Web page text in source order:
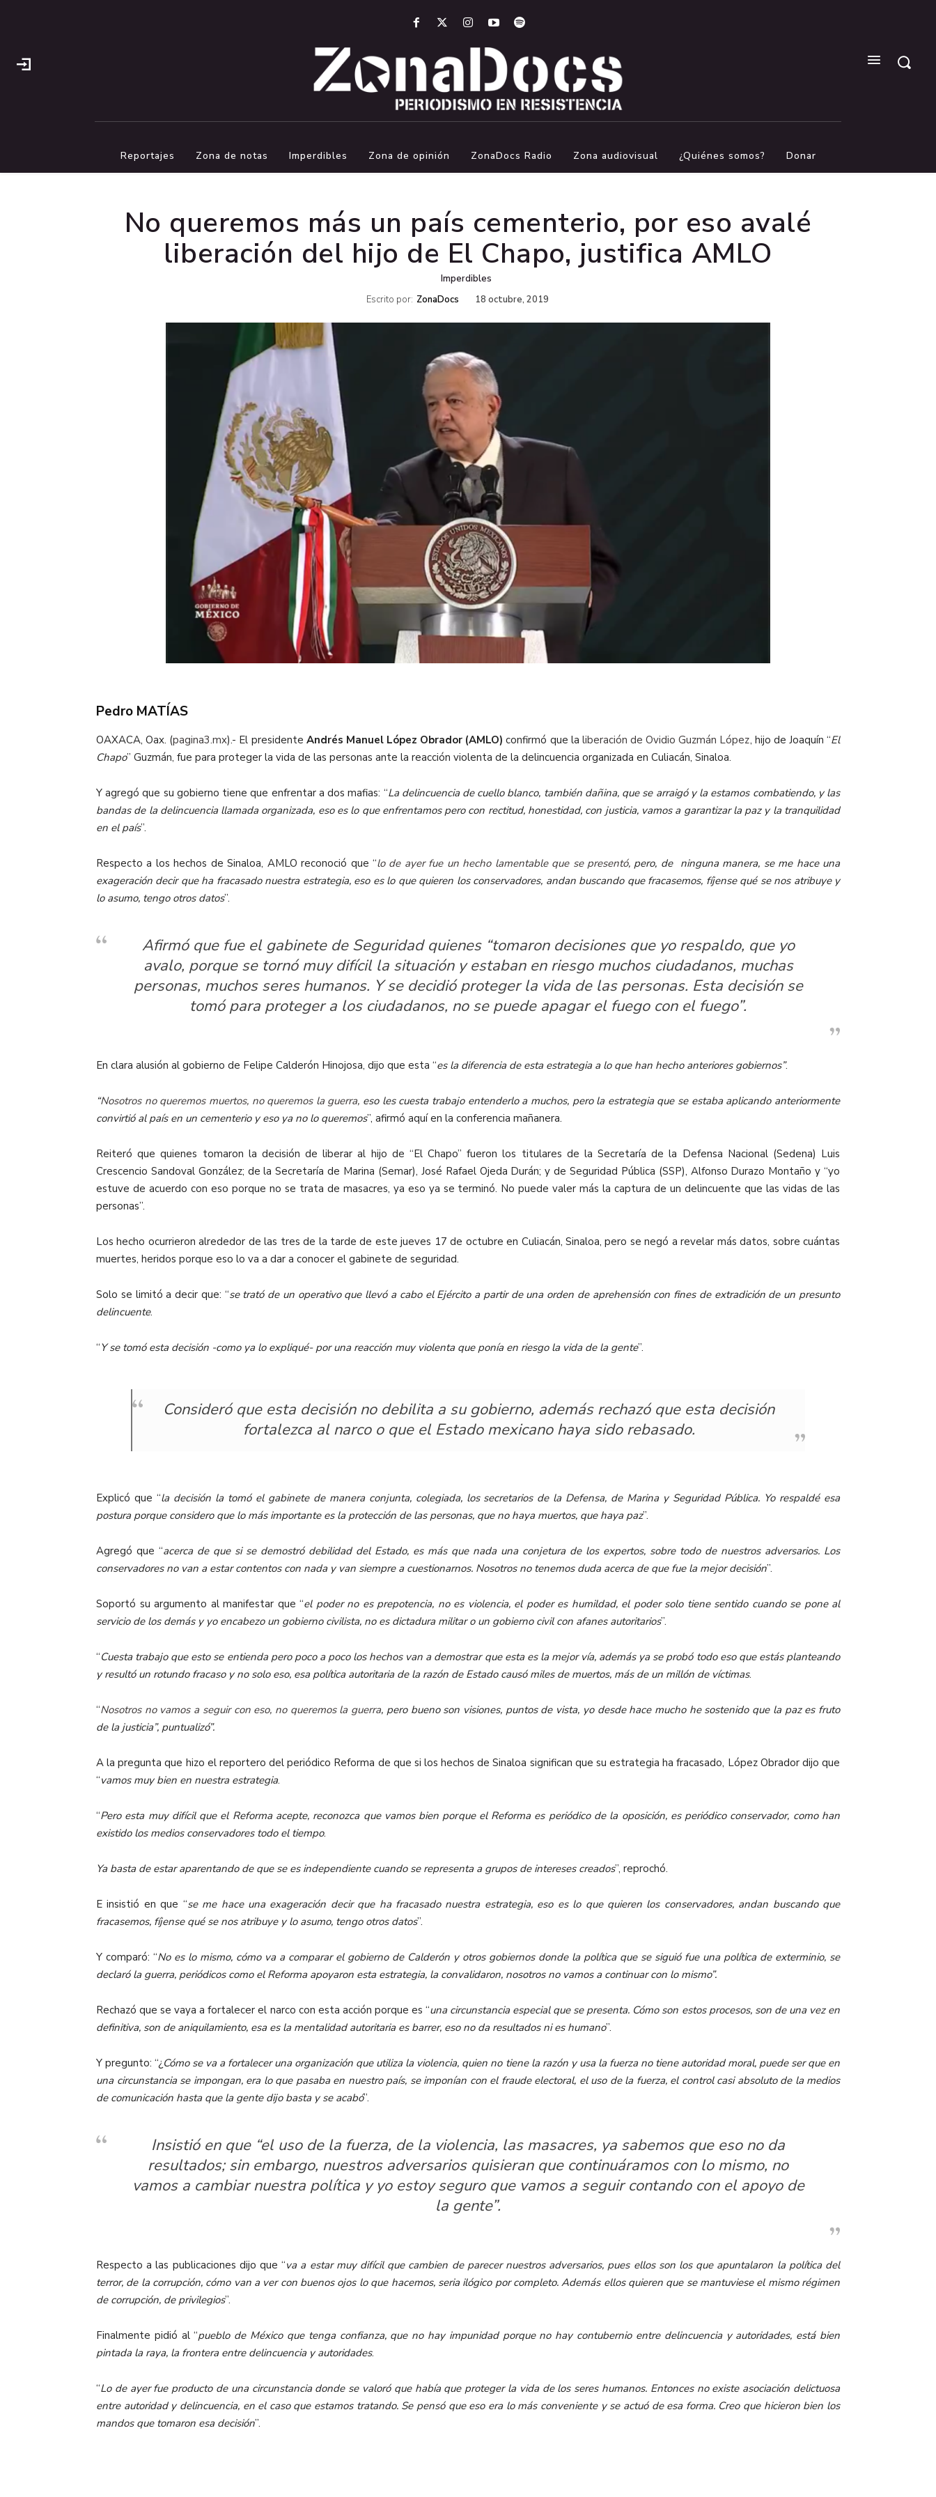
Reportajes Zona de notas Imperdibles Zona de opinión ZonaDocs Radio Zona audiovisual ¿Quiénes somos? Donar
No queremos más un país cementerio, por eso avalé
liberación del hijo de El Chapo, justifica AMLO
Imperdibles
Escrito por: ZonaDocs 18 octubre, 2019
Pedro MATÍAS
OAXACA, Oax. (pagina3.mx).- El presidente Andrés Manuel López Obrador (AMLO)confirmó que la liberación deOvidio Guzmán López, hijo de Joaquín “El
Chapo” Guzmán, fue para proteger la vida de las personas ante la reacción violenta de la delincuencia organizada en Culiacán, Sinaloa.
Y agregó que su gobierno tiene que enfrentar a dos mafias: “La delincuencia de cuello blanco, también dañina, que se arraigó y la estamos combatiendo, y las
bandas de la delincuencia llamada organizada, eso es lo que enfrentamos pero con rectitud, honestidad, con justicia, vamos a garantizar la paz y la tranquilidad
en el país”.
Respecto a los hechos de Sinaloa, AMLO reconoció que “lo de ayer fue un hecho lamentable que se presentó, pero, de ninguna manera, se me hace una
exageración decir que ha fracasado nuestra estrategia, eso es lo que quieren los conservadores, andan buscando que fracasemos, fíjense qué se nos atribuye y
lo asumo, tengo otros datos”.
Afirmó que fue el gabinete de Seguridad quienes “tomaron decisiones que yo respaldo, que yo
avalo, porque se tornó muy difícil la situación y estaban en riesgo muchos ciudadanos, muchas
personas, muchos seres humanos. Y se decidió proteger la vida de las personas. Esta decisión se
tomó para proteger a los ciudadanos, no se puede apagar el fuego con el fuego”.
En clara alusión al gobierno de Felipe Calderón Hinojosa, dijo que esta “es la diferencia de esta estrategia a lo que han hecho anteriores gobiernos”.
“Nosotros no queremos muertos, no queremos la guerra, eso les cuesta trabajo entenderlo a muchos, pero la estrategia que se estaba aplicando anteriormente
convirtió al país en un cementerio y eso ya no lo queremos”, afirmó aquí en la conferencia mañanera.
Reiteró que quienes tomaron la decisión de liberar al hijo de “El Chapo” fueron los titulares de la Secretaría de la Defensa Nacional (Sedena) Luis
Crescencio Sandoval González; de la Secretaría de Marina (Semar), José Rafael Ojeda Durán; y de Seguridad Pública (SSP), Alfonso Durazo Montaño y “yo
estuve de acuerdo con eso porque no se trata de masacres, ya eso ya se terminó. No puede valer más la captura de un delincuente que las vidas de las
personas”.
Los hecho ocurrieron alrededor de las tres de la tarde de este jueves 17 de octubre en Culiacán, Sinaloa, pero se negó a revelar más datos, sobre cuántas
muertes, heridos porque eso lo va a dar a conocer el gabinete de seguridad.
Solo se limitó a decir que: “se trató de un operativo que llevó a cabo el Ejército a partir de una orden de aprehensión con fines de extradición de un presunto
delincuente.
“Y se tomó esta decisión -como ya lo expliqué- por una reacción muy violenta que ponía en riesgo la vida de la gente”.
Consideró que esta decisión no debilita a su gobierno, además rechazó que esta decisión
fortalezca al narco o que el Estado mexicano haya sido rebasado.
Explicó que “la decisión la tomó el gabinete de manera conjunta, colegiada, los secretarios de la Defensa, de Marina y Seguridad Pública. Yo respaldé esa
postura porque considero que lo más importante es la protección de las personas, que no haya muertos, que haya paz”.
Agregó que “acerca de que si se demostró debilidad del Estado, es más que nada una conjetura de los expertos, sobre todo de nuestros adversarios. Los
conservadores no van a estar contentos con nada y van siempre a cuestionarnos. Nosotros no tenemos duda acerca de que fue la mejor decisión”.
Soportó su argumento al manifestar que “el poder no es prepotencia, no es violencia, el poder es humildad, el poder solo tiene sentido cuando se pone al
servicio de los demás y yo encabezo un gobierno civilista, no es dictadura militar o un gobierno civil con afanes autoritarios”.
“Cuesta trabajo que esto se entienda pero poco a poco los hechos van a demostrar que esta es la mejor vía, además ya se probó todo eso que estás planteando
y resultó un rotundo fracaso y no solo eso, esa política autoritaria de la razón de Estado causó miles de muertos, más de un millón de víctimas.
“Nosotros no vamos a seguir con eso, no queremos la guerra, pero bueno son visiones, puntos de vista, yo desde hace mucho he sostenido que la paz es fruto
de la justicia”, puntualizó”.
A la pregunta que hizo el reportero del periódico Reforma de que si los hechos de Sinaloa significan que su estrategia ha fracasado, López Obrador dijo que
“vamos muy bien en nuestra estrategia.
“Pero esta muy difícil que el Reforma acepte, reconozca que vamos bien porque el Reforma es periódico de la oposición, es periódico conservador, como han
existido los medios conservadores todo el tiempo.
Ya basta de estar aparentando de que se es independiente cuando se representa a grupos de intereses creados”, reprochó.
E insistió en que “se me hace una exageración decir que ha fracasado nuestra estrategia, eso es lo que quieren los conservadores, andan buscando que
fracasemos, fíjense qué se nos atribuye y lo asumo, tengo otros datos”.
Y comparó: “No es lo mismo, cómo va a comparar el gobierno de Calderón y otros gobiernos donde la política que se siguió fue una política de exterminio, se
declaró la guerra, periódicos como el Reforma apoyaron esta estrategia, la convalidaron, nosotros no vamos a continuar con lo mismo”.
Rechazó que se vaya a fortalecer el narco con esta acción porque es “una circunstancia especial que se presenta. Cómo son estos procesos, son de una vez en
definitiva, son de aniquilamiento, esa es la mentalidad autoritaria es barrer, eso no da resultados ni es humano”.
Y pregunto: “¿ Cómo se va a fortalecer una organización que utiliza la violencia, quien no tiene la razón y usa la fuerza no tiene autoridad moral, puede ser que en
una circunstancia se impongan, era lo que pasaba en nuestro país, se imponían con el fraude electoral, el uso de la fuerza, el control casi absoluto de la medios
de comunicación hasta que la gente dijo basta y se acabó”.
Insistió en que “el uso de la fuerza, de la violencia, las masacres, ya sabemos que eso no da
resultados; sin embargo, nuestros adversarios quisieran que continuáramos con lo mismo, no
vamos a cambiar nuestra política y yo estoy seguro que vamos a seguir contando con el apoyo de
la gente”.
Respecto a las publicaciones dijo que “va a estar muy difícil que cambien de parecer nuestros adversarios, pues ellos son los que apuntalaron la política del
terror, de la corrupción, cómo van a ver con buenos ojos lo que hacemos, seria ilógico por completo. Además ellos quieren que se mantuviese el mismo régimen
de corrupción, de privilegios”.
Finalmente pidió al “pueblo de México que tenga confianza, que no hay impunidad porque no hay contubernio entre delincuencia y autoridades, está bien
pintada la raya, la frontera entre delincuencia y autoridades.
“Lo de ayer fue producto de una circunstancia donde se valoró que había que proteger la vida de los seres humanos. Entonces no existe asociación delictuosa
entre autoridad y delincuencia, en el caso que estamos tratando. Se pensó que eso era lo más conveniente y se actuó de esa forma. Creo que hicieron bien los
mandos que tomaron esa decisión”.